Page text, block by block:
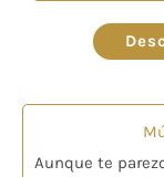
Aunque te